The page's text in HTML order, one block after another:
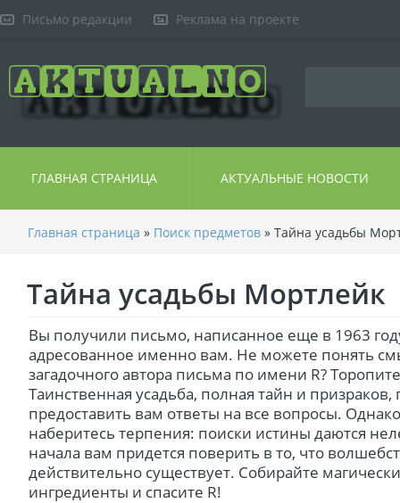
Письмо редакции Реклама на проекте
ГЛАВНАЯ СТРАНИЦА АКТУАЛЬНЫЕ НОВОСТИ
Главная страница » Поиск предметов » Тайна усадьбы
Тайна усадьбы Мортлейк
Вы получили письмо, написанное еще в 1963
адресованное именно вам. Не можете понять
загадочного автора письма по имени R?
Таинственная усадьба, полная тайн и призраков,
предоставить вам ответы на все вопросы. Однако
наберитесь терпения: поиски истины даются
начала вам придется поверить в то, что
действительно существует. Собирайте
ингредиенты и спасите R!